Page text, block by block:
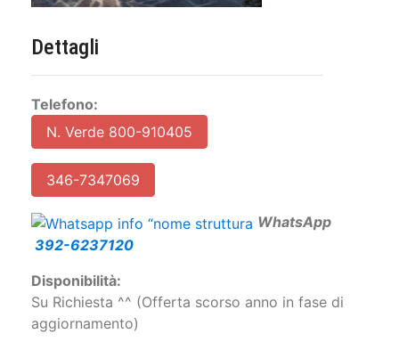
Dettagli
346-7347069
Disponibilità:
aggiornamento)
Scheda Struttura:
Appartamenti Camere Ristorante Piscina